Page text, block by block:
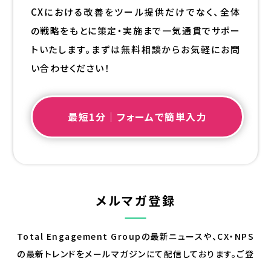
CXにおける改善をツール提供だけでなく、全体
の戦略をもとに策定・実施まで一気通貫でサポー
トいたします。まずは無料相談からお気軽にお問
い合わせください！
最短1分｜フォームで簡単入力
メルマガ登録
Total Engagement Groupの最新ニュースや、CX・NPS
の最新トレンドをメールマガジンにて配信しております。ご登